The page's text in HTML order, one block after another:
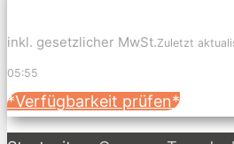
inkl. gesetzlicher MwSt.Zuletzt
05:55
*Verfügbarkeit prüfen*